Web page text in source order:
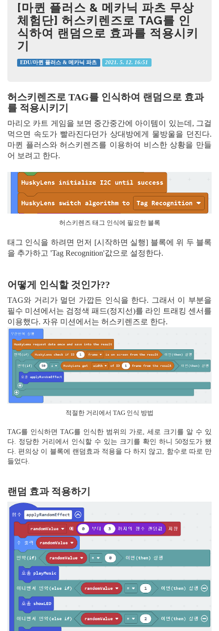
[마퀸 플러스 & 메카닉 파츠 무상
체험단] 허스키렌즈로 TAG를 인
식하여 랜덤으로 효과를 적용시키
기
EDU/마퀸 플러스 & 메카닉 파츠 2021. 5. 12. 16:51
허스키렌즈로 TAG를 인식하여 랜덤으로 효과
를 적용시키기
마리오 카트 게임을 보면 중간중간에 아이템이 있는데, 그걸
먹으면 속도가 빨라진다던가 상대방에게 물방울을 던진다.
마퀸 플러스와 허스키렌즈를 이용하여 비스한 상황을 만들
어 보려고 한다.
허스키렌즈 태그 인식에 필요한 블록
태그 인식을 하려면 먼저 [시작하면 실행] 블록에 위 두 블록
을 추가하고 'Tag Recognition'값으로 설정한다.
어떻게 인식할 것인가??
TAG와 거리가 멀던 가깝든 인식을 한다. 그래서 이 부분을
필수 미션에서는 검정색 패드(정지선)를 라인 트래킹 센서를
이용했다. 자유 미션에서는 허스키렌즈로 한다.
적절한 거리에서 TAG 인식 방법
TAG를 인식하면 TAG를 인식한 범위의 가로, 세로 크기를 알 수 있
다. 정당한 거리에서 인식할 수 있는 크기를 확인 하니 50정도가 됐
다. 편의상 이 블록에 랜덤효과 적용을 다 하지 않고, 함수로 따로 만
들었다.
랜덤 효과 적용하기